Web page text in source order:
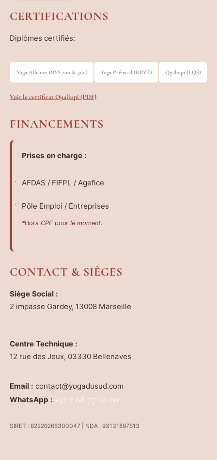
CERTIFICATIONS
Diplômes certifiés:
Yoga Alliance (RYS 200 & 300) Yoga Prénatal (RPYT) Qualiopi (LQS)
Voir le certificat Qualiopi (PDF)
FINANCEMENTS
Prises en charge :
AFDAS / FIFPL / Agefice
Pôle Emploi / Entreprises
*Hors CPF pour le moment.
CONTACT & SIÈGES
Siège Social :
2 impasse Gardey, 13008 Marseille
Centre Technique :
12 rue des Jeux, 03330 Bellenaves
Email : contact@yogadusud.com
WhatsApp : +33 7 68 77 20 60
SIRET : 82226266300047 | NDA : 93131897513